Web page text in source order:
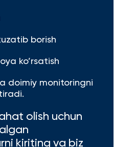
borish
ko’rsatish
doimiy monitoringni
olish uchun
kiriting va biz